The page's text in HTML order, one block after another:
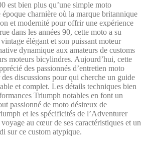
est bien plus qu’une simple moto
charnière où la marque britannique
et modernité pour offrir une expérience
dans les années 90, cette moto a su
élégant et son puissant moteur
dynamique aux amateurs de customs
moteurs bicylindres. Aujourd’hui, cette
des passionnés d’entretien moto
discussions pour qui cherche un guide
et complet. Les détails techniques bien
Triumph notables en font un
passionné de moto désireux de
et les spécificités de l’Adventurer
au cœur de ses caractéristiques et un
sur ce custom atypique.